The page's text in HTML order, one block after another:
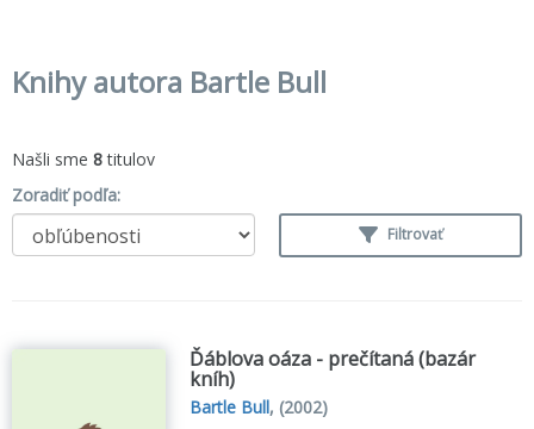
Knihy autora Bartle Bull
Našli sme 8titulov
Zoradiť podľa:
Filtrovať
Ďáblova oáza - prečítaná (bazár
kníh)
Bartle Bull, (2002)